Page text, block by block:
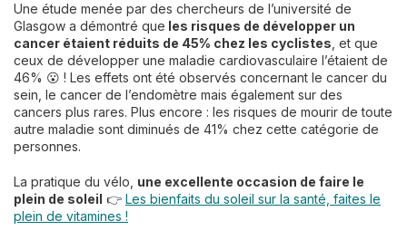
Une étude menée par des chercheurs de l’université de
Glasgow a démontré que les risques de développer un
cancer étaient réduits de 45% chez les cyclistes , et que
ceux de développer une maladie cardiovasculaire l’étaient de
46% 😮 ! Les effets ont été observés concernant le cancer du
sein, le cancer de l’endomètre mais également sur des
cancers plus rares. Plus encore : les risques de mourir de toute
autre maladie sont diminués de 41% chez cette catégorie de
personnes.
La pratique du vélo, une excellente occasion de faire le
plein de soleil 👉 Les bienfaits du soleil sur la santé, faites le
plein de vitamines !